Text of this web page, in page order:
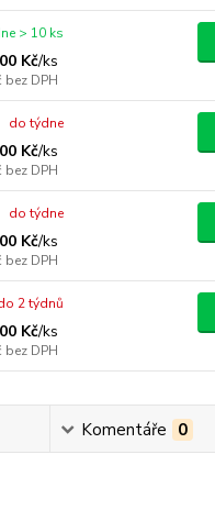
Kč/ks
bez DPH
> 10 ks
Kč/ks
bez DPH
do týdne
Kč/ks
bez DPH
do týdne
Kč/ks
bez DPH
2 týdnů
Komentáře 0